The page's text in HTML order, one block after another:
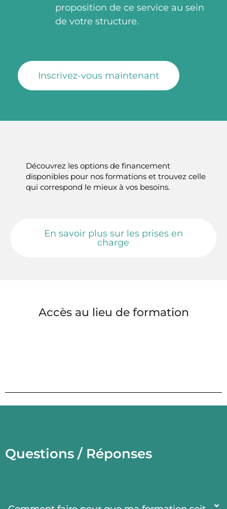
proposition de ce service au sein
de votre structure.
Inscrivez-vous maintenant
Découvrez les options de financement
disponibles pour nos formations et trouvez celle
qui correspond le mieux à vos besoins.
En savoir plus sur les prises en
charge
Accès au lieu de formation
Questions / Réponses